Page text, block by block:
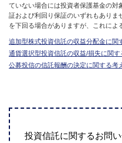
ていない場合には投資者保護基金の
証および利回り保証のいずれもあり
を下回る場合がありますが、これによ
追加型株式投資信託の収益分配金に関
通貨選択型投資信託の収益/損失に関す
公募投信の信託報酬の決定に関する考
投資信託に関するお問